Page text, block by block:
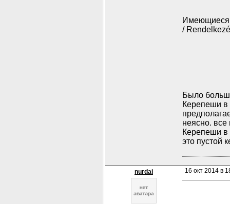
Имеющиеся
/
Было
Керепеши в
неясно.
Керепеши в
это пустой
nurdai 16 окт 2014 в